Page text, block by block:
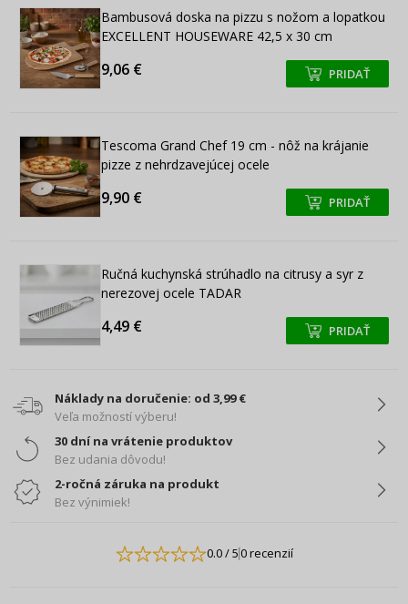
Bambusová doska na pizzu s nožom a lopatkou
EXCELLENT HOUSEWARE 42,5 x 30 cm
9,06 € +
+ PRIDAŤ
Tescoma Grand Chef 19 cm - nôž na krájanie
pizze z nehrdzavejúcej ocele
9,90 € +
+ PRIDAŤ
Ručná kuchynská strúhadlo na citrusy a syr z
nerezovej ocele TADAR
4,49 € +
+ PRIDAŤ
Náklady na doručenie: od 3,99 €
Veľa možností výberu!
30 dní na vrátenie produktov
Bez udania dôvodu!
2-ročná záruka na produkt
Bez výnimiek!
0.0/ 50 recenzií